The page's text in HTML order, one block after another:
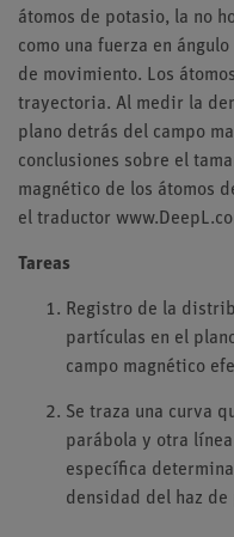
átomos de potasio, la no
como una fuerza en
de movimiento. Los
trayectoria. Al medir la
plano detrás del campo
conclusiones sobre el
magnético de los átomos
el traductor
Tareas
Registro de la
partículas en el
campo magnético
Se traza una curva
parábola y otra
específica
densidad del haz de